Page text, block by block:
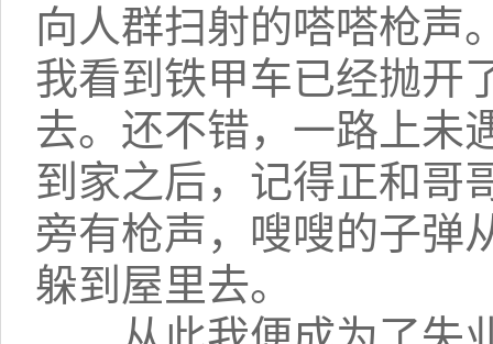
向人群扫射的嗒嗒枪声
我看到铁甲车已经抛开
去。还不错，一路上未
到家之后，记得正和哥
旁有枪声，嗖嗖的子弹
躲到屋里去。